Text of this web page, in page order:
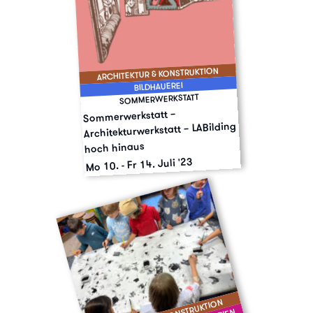
ARCHITEKTUR & KONSTRUKTION
BILDHAUEREI
SOMMERWERKSTATT
Sommerwerkstatt –
Architekturwerkstatt – LABilding
hoch hinaus
Mo 10. - Fr 14. Juli '23